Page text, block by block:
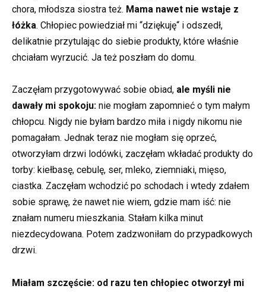
chora, młodsza siostra też. Mama nawet nie wstaje z
łóżka. Chłopiec powiedział mi “dziękuję“ i odszedł,
delikatnie przytulając do siebie produkty, które właśnie
chciałam wyrzucić. Ja też poszłam do domu.
Zaczęłam przygotowywać sobie obiad, ale myśli nie
dawały mi spokoju: nie mogłam zapomnieć o tym małym
chłopcu. Nigdy nie byłam bardzo miła i nigdy nikomu nie
pomagałam. Jednak teraz nie mogłam się oprzeć,
otworzyłam drzwi lodówki, zaczęłam wkładać produkty do
torby: kiełbasę, cebulę, ser, mleko, ziemniaki, mięso,
ciastka. Zaczęłam wchodzić po schodach i wtedy zdałem
sobie sprawę, że nawet nie wiem, gdzie mam iść: nie
znałam numeru mieszkania. Stałam kilka minut
niezdecydowana. Potem zadzwoniłam do przypadkowych
drzwi.
Miałam szczęście: od razu ten chłopiec otworzył mi